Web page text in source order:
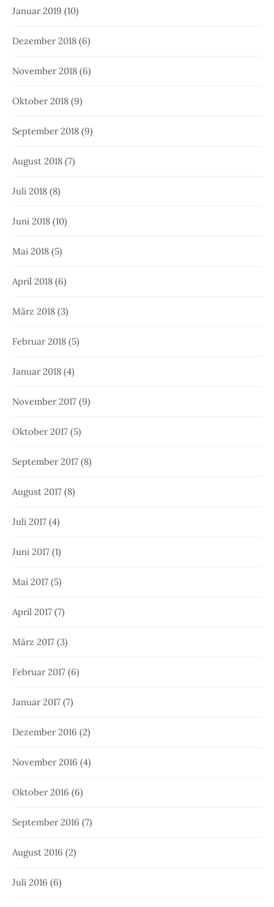
Januar 2019 (10)
Dezember 2018 (6)
November 2018 (6)
Oktober 2018 (9)
September 2018 (9)
August 2018 (7)
Juli 2018 (8)
Juni 2018 (10)
Mai 2018 (5)
April 2018 (6)
März 2018 (3)
Februar 2018 (5)
Januar 2018 (4)
November 2017 (9)
Oktober 2017 (5)
September 2017 (8)
August 2017 (8)
Juli 2017 (4)
Juni 2017 (1)
Mai 2017 (5)
April 2017 (7)
März 2017 (3)
Februar 2017 (6)
Januar 2017 (7)
Dezember 2016 (2)
November 2016 (4)
Oktober 2016 (6)
September 2016 (7)
August 2016 (2)
Juli 2016 (6)